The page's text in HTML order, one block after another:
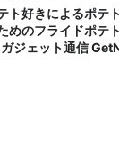
ト好きによるポテ
めのフライドポテ
ジェット通信